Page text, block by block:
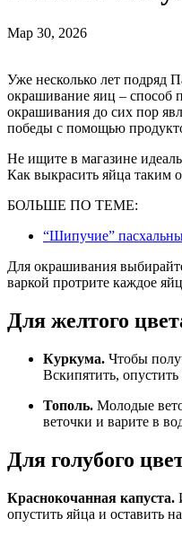
Мар 30, 2026
Уже несколько лет подряд Пасха для украинцев имеет особый смысл. А праздничный стол, выпекание пасок и
окрашивание яиц – способ
окрашивания до сих пор
победы с помощью
Не ищите в магазине
Как выкрасить яйца таким
БОЛЬШЕ ПО ТЕМЕ:
“Шипучие”
Для окрашивания
варкой протрите каждое
Для желтого
Куркума. Чтобы
Вскипятить,
Тополь. Молодые
веточки и варите в
Для голубого
Краснокочанная капуста.
опустить яйца и оставить